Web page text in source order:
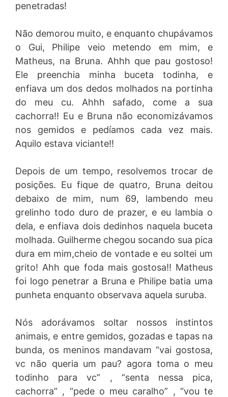
penetradas!
Não demorou muito, e enquanto chupávamos
o Gui, Philipe veio metendo em mim, e
Matheus, na Bruna. Ahhh que pau gostoso!
Ele preenchia minha buceta todinha, e
enfiava um dos dedos molhados na portinha
do meu cu. Ahhh safado, come a sua
cachorra!! Eu e Bruna não economizávamos
nos gemidos e pedíamos cada vez mais.
Aquilo estava viciante!!
Depois de um tempo, resolvemos trocar de
posições. Eu fique de quatro, Bruna deitou
debaixo de mim, num 69, lambendo meu
grelinho todo duro de prazer, e eu lambia o
dela, e enfiava dois dedinhos naquela buceta
molhada. Guilherme chegou socando sua pica
dura em mim,cheio de vontade e eu soltei um
grito! Ahh que foda mais gostosa!! Matheus
foi logo penetrar a Bruna e Philipe batia uma
punheta enquanto observava aquela suruba.
Nós adorávamos soltar nossos instintos
animais, e entre gemidos, gozadas e tapas na
bunda, os meninos mandavam “vai gostosa,
vc não queria um pau? agora toma o meu
todinho para vc” , “senta nessa pica,
cachorra” , “pede o meu caralho” , “vou te